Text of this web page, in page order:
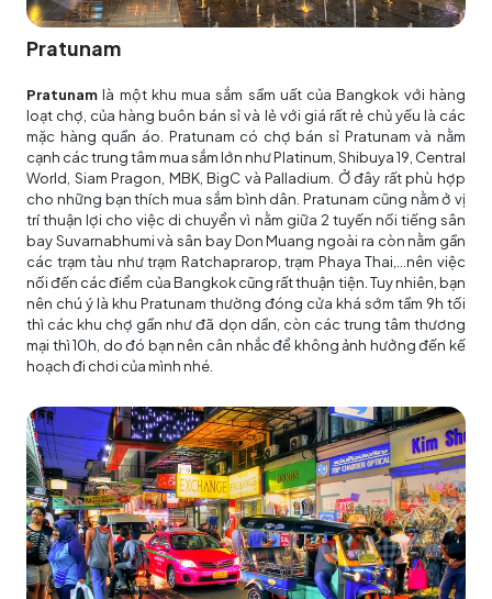
Pratunam
Pratunam là một khu mua sắm sầm uất của Bangkok với hàng
loạt chợ, của hàng buôn bán sỉ và lẻ với giá rất rẻ chủ yếu là các
mặc hàng quần áo. Pratunam có chợ bán sỉ Pratunam và nằm
cạnh các trung tâm mua sắm lớn như Platinum, Shibuya 19, Central
World, Siam Pragon, MBK, BigC và Palladium. Ở đây rất phù hợp
cho những bạn thích mua sắm bình dân. Pratunam cũng nằm ở vị
trí thuận lợi cho việc di chuyển vì nằm giữa 2 tuyến nối tiếng sân
bay Suvarnabhumi và sân bay Don Muang ngoài ra còn nằm gần
các trạm tàu như trạm Ratchaprarop, trạm Phaya Thai,…nên việc
nối đến các điểm của Bangkok cũng rất thuận tiện. Tuy nhiên, bạn
nên chú ý là khu Pratunam thường đóng cửa khá sớm tầm 9h tối
thì các khu chợ gần như đã dọn dần, còn các trung tâm thương
mại thì 10h, do đó bạn nên cân nhắc để không ảnh hưởng đến kế
hoạch đi chơi của mình nhé.